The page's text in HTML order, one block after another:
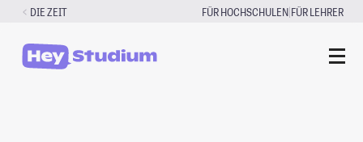
Zum
springen
DIE ZEIT FÜR HOCHSCHULEN|FÜR LEHRER